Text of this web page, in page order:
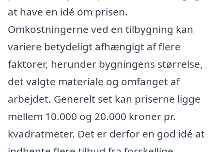
at have en idé om prisen.
Omkostningerne ved en tilbygning kan
variere betydeligt afhængigt af flere
faktorer, herunder bygningens størrelse,
det valgte materiale og omfanget af
arbejdet. Generelt set kan priserne ligge
mellem 10.000 og 20.000 kroner pr.
kvadratmeter. Det er derfor en god idé at